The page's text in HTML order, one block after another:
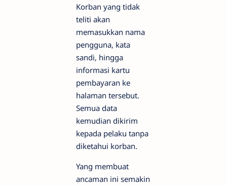
Korban yang tidak
teliti akan
memasukkan nama
pengguna, kata
sandi, hingga
informasi kartu
pembayaran ke
halaman tersebut.
Semua data
kemudian dikirim
kepada pelaku tanpa
diketahui korban.
Yang membuat
ancaman ini semakin